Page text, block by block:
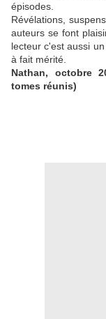
épisodes.
Révélations,
auteurs se font
lecteur c'est aussi
à fait mérité.
Nathan, octobre
tomes réunis)